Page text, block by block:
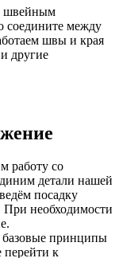
швейным
соедините между
швы и края
другие
работу со
детали нашей
посадку
необходимости
базовые принципы
перейти к